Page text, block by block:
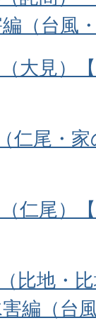
（台風
大見）
仁尾・
仁尾）
比地・
編（台